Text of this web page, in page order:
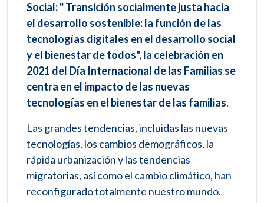
Social: " Transición socialmente justa hacia
el desarrollo sostenible: la función de las
tecnologías digitales en el desarrollo social
y el bienestar de todos", la celebración en
2021 del Día Internacional de las Familias se
centra en el impacto de las nuevas
tecnologías en el bienestar de las familias.
Las grandes tendencias, incluidas las nuevas
tecnologías, los cambios demográficos, la
rápida urbanización y las tendencias
migratorias, así como el cambio climático, han
reconfigurado totalmente nuestro mundo.